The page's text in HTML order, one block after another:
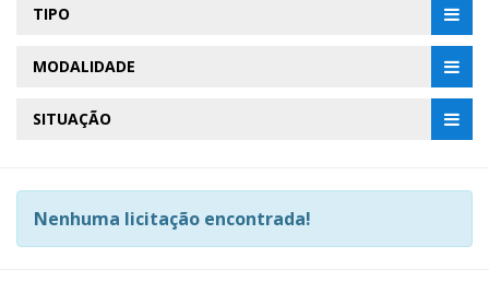
TIPO
MODALIDADE
SITUAÇÃO
Nenhuma licitação encontrada!